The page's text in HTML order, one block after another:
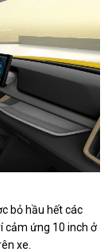
bỏ hầu hết các
cảm ứng 10 inch ở
xe.